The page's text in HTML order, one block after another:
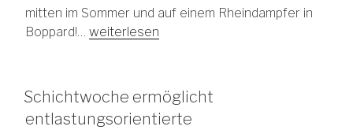
mitten im Sommer und auf einem Rheindampfer in
Boppard!… weiterlesen
Schichtwoche ermöglicht
entlastungsorientierte